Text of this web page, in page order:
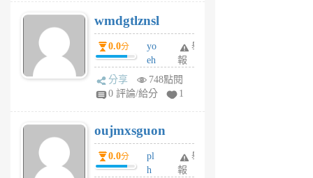
R
P
m
v
A
V
個
月
前
wmdgtlznsl
0.0分
yo
eh
ld
gy
個
月
前
舉
報
分享
748點閱
0 評論/給分
1
oujmxsguon
0.0分
pl
h
舉
報